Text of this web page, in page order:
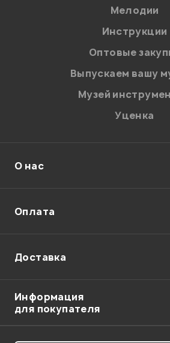
на обработку
Политикой в
персональных данных.
Введите проверочное число:
Отправить
Мелодии
Инструкции
Оптовые
Выпускаем вашу
Музей
Уценка
О нас
Оплата
Доставка
Информация
для покупателя